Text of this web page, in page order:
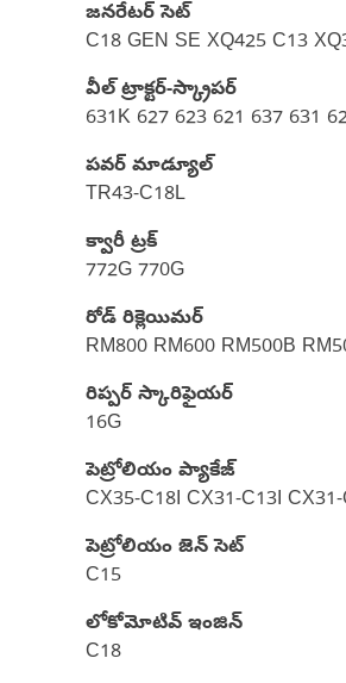
జనరేటర్ సెట్
C18 GEN SE XQ425 C13
వీల్ ట్రాక్టర్-స్క్రాపర్‌
631K 627 623 621 637 631
పవర్ మాడ్యూల్
TR43-C18L
క్వారీ ట్రక్
772G 770G
రోడ్ రిక్లెయిమర్
RM800 RM600 RM500B
రిప్పర్ స్కారిఫైయర్
16G
పెట్రోలియం ప్యాకేజ్
CX35-C18I CX31-C13I
పెట్రోలియం జెన్ సెట్
C15
లోకోమోటివ్ ఇంజిన్
C18